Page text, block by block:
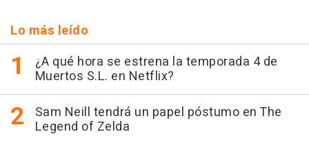
Lo más leído
¿A qué hora se estrena la temporada 4 de
Muertos S.L. en Netflix?
Sam Neill tendrá un papel póstumo en The
Legend of Zelda